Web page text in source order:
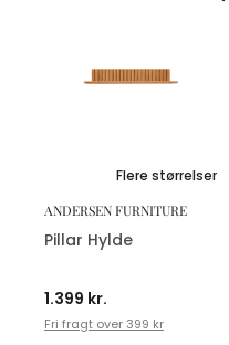
Flere størrelser
ANDERSEN FURNITURE
Pillar Hylde
1.399 kr.
Fri fragt over 399 kr